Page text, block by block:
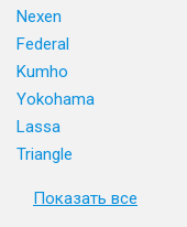
Nexen
Federal
Kumho
Yokohama
Lassa
Triangle
Показать все